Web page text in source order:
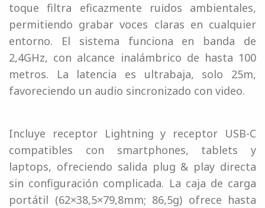
toque filtra eficazmente ruidos ambientales,
permitiendo grabar voces claras en cualquier
entorno. El sistema funciona en banda de
2,4GHz, con alcance inalámbrico de hasta 100
metros. La latencia es ultrabaja, solo 25m,
favoreciendo un audio sincronizado con video.
Incluye receptor Lightning y receptor USB-C
compatibles con smartphones, tablets y
laptops, ofreciendo salida plug & play directa
sin configuración complicada. La caja de carga
portátil (62×38,5×79,8mm; 86,5g) ofrece hasta